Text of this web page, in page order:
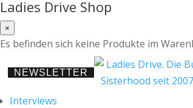
Ladies Drive Shop
×
Es befinden sich keine Produkte im
NEWSLETTER
Interviews